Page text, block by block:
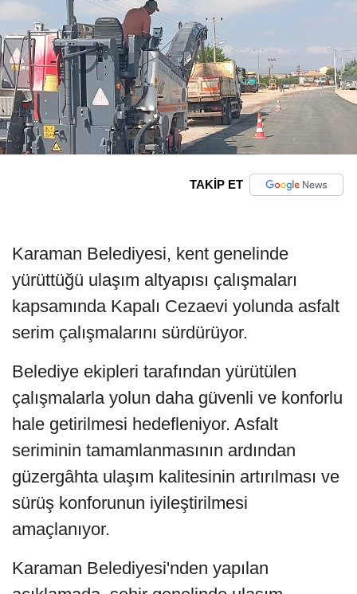
TAKİP ET
Karaman Belediyesi, kent genelinde
yürüttüğü ulaşım altyapısı çalışmaları
kapsamında Kapalı Cezaevi yolunda asfalt
serim çalışmalarını sürdürüyor.
Belediye ekipleri tarafından yürütülen
çalışmalarla yolun daha güvenli ve konforlu
hale getirilmesi hedefleniyor. Asfalt
seriminin tamamlanmasının ardından
güzergâhta ulaşım kalitesinin artırılması ve
sürüş konforunun iyileştirilmesi
amaçlanıyor.
Karaman Belediyesi'nden yapılan